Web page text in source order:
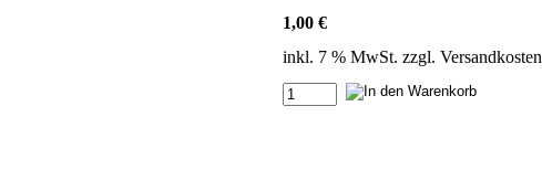
1,00 €
inkl. 7 % MwSt. zzgl. Versandkosten